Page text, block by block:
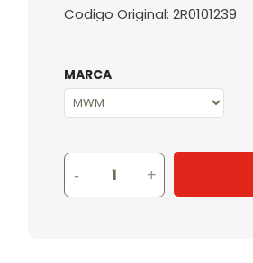
Codigo Original: 2R0101239
MARCA
- +